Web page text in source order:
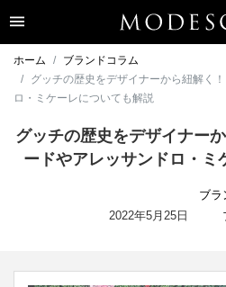
ホーム
ブランドコラム
グッチの歴史をデザイナーから紐解く
ロ・ミケーレについても解説
グッチの歴史をデザイナー
ードやアレッサンドロ・ミ
2022年5月25日
ブラ